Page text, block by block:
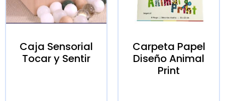
Caja Sensorial
Tocar y Sentir
Carpeta Papel
Diseño Animal
Print